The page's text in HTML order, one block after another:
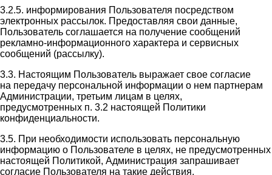
3.2.5. информирования Пользователя посредством
электронных рассылок. Предоставляя свои данные,
Пользователь соглашается на получение сообщений
рекламно-информационного характера и сервисных
сообщений (рассылку).
3.3. Настоящим Пользователь выражает свое согласие
на передачу персональной информации о нем партнерам
Администрации, третьим лицам в целях,
предусмотренных п. 3.2 настоящей Политики
конфиденциальности.
3.5. При необходимости использовать персональную
информацию о Пользователе в целях, не предусмотренных
настоящей Политикой, Администрация запрашивает
согласие Пользователя на такие действия.